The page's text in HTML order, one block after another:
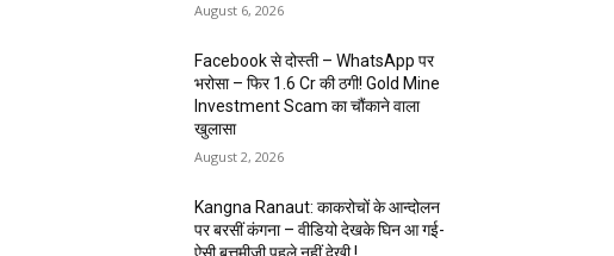
August 6, 2026
Facebook से दोस्ती – WhatsApp पर
भरोसा – फिर 1.6 Cr की ठगी! Gold Mine
Investment Scam का चौंकाने वाला
खुलासा
August 2, 2026
Kangna Ranaut: काकरोचों के आन्दोलन
पर बरसीं कंगना – वीडियो देखके घिन आ गई-